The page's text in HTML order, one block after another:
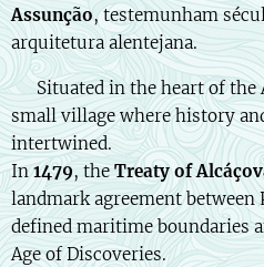
Assunção, testemunham
arquitetura alentejana.
🇬🇧 Situated in the heart of
small village where history
intertwined.
In1479, the Treaty of
landmark agreement between
defined maritime boundaries
Age of Discoveries.